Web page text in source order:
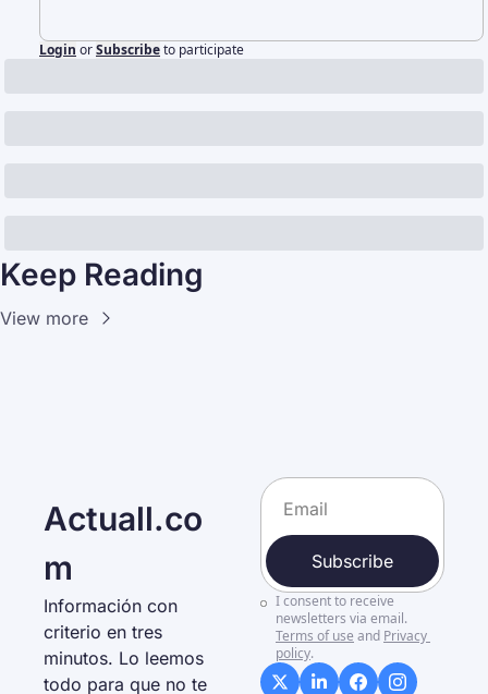
Login orSubscribeto participate
Keep Reading
View more
Actuall.co
m
Información con
criterio en tres
minutos. Lo leemos
todo para que no te
Subscribe
I consent to receive
newsletters via email.
Terms of use and Privacy
policy.